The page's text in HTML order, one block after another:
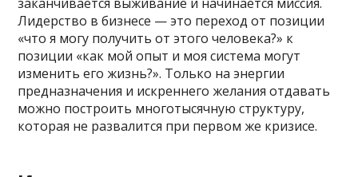
Лидерство в бизнесе — это переход от позиции
«что я могу получить от этого человека?» к
позиции «как мой опыт и моя система могут
изменить его жизнь?». Только на энергии
предназначения и искреннего желания отдавать
можно построить многотысячную структуру,
которая не развалится при первом же кризисе.